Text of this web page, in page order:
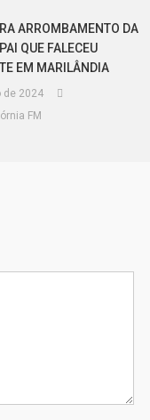
ARROMBAMENTO DA
QUE FALECEU
EM MARILÂNDIA
de 2024
FM